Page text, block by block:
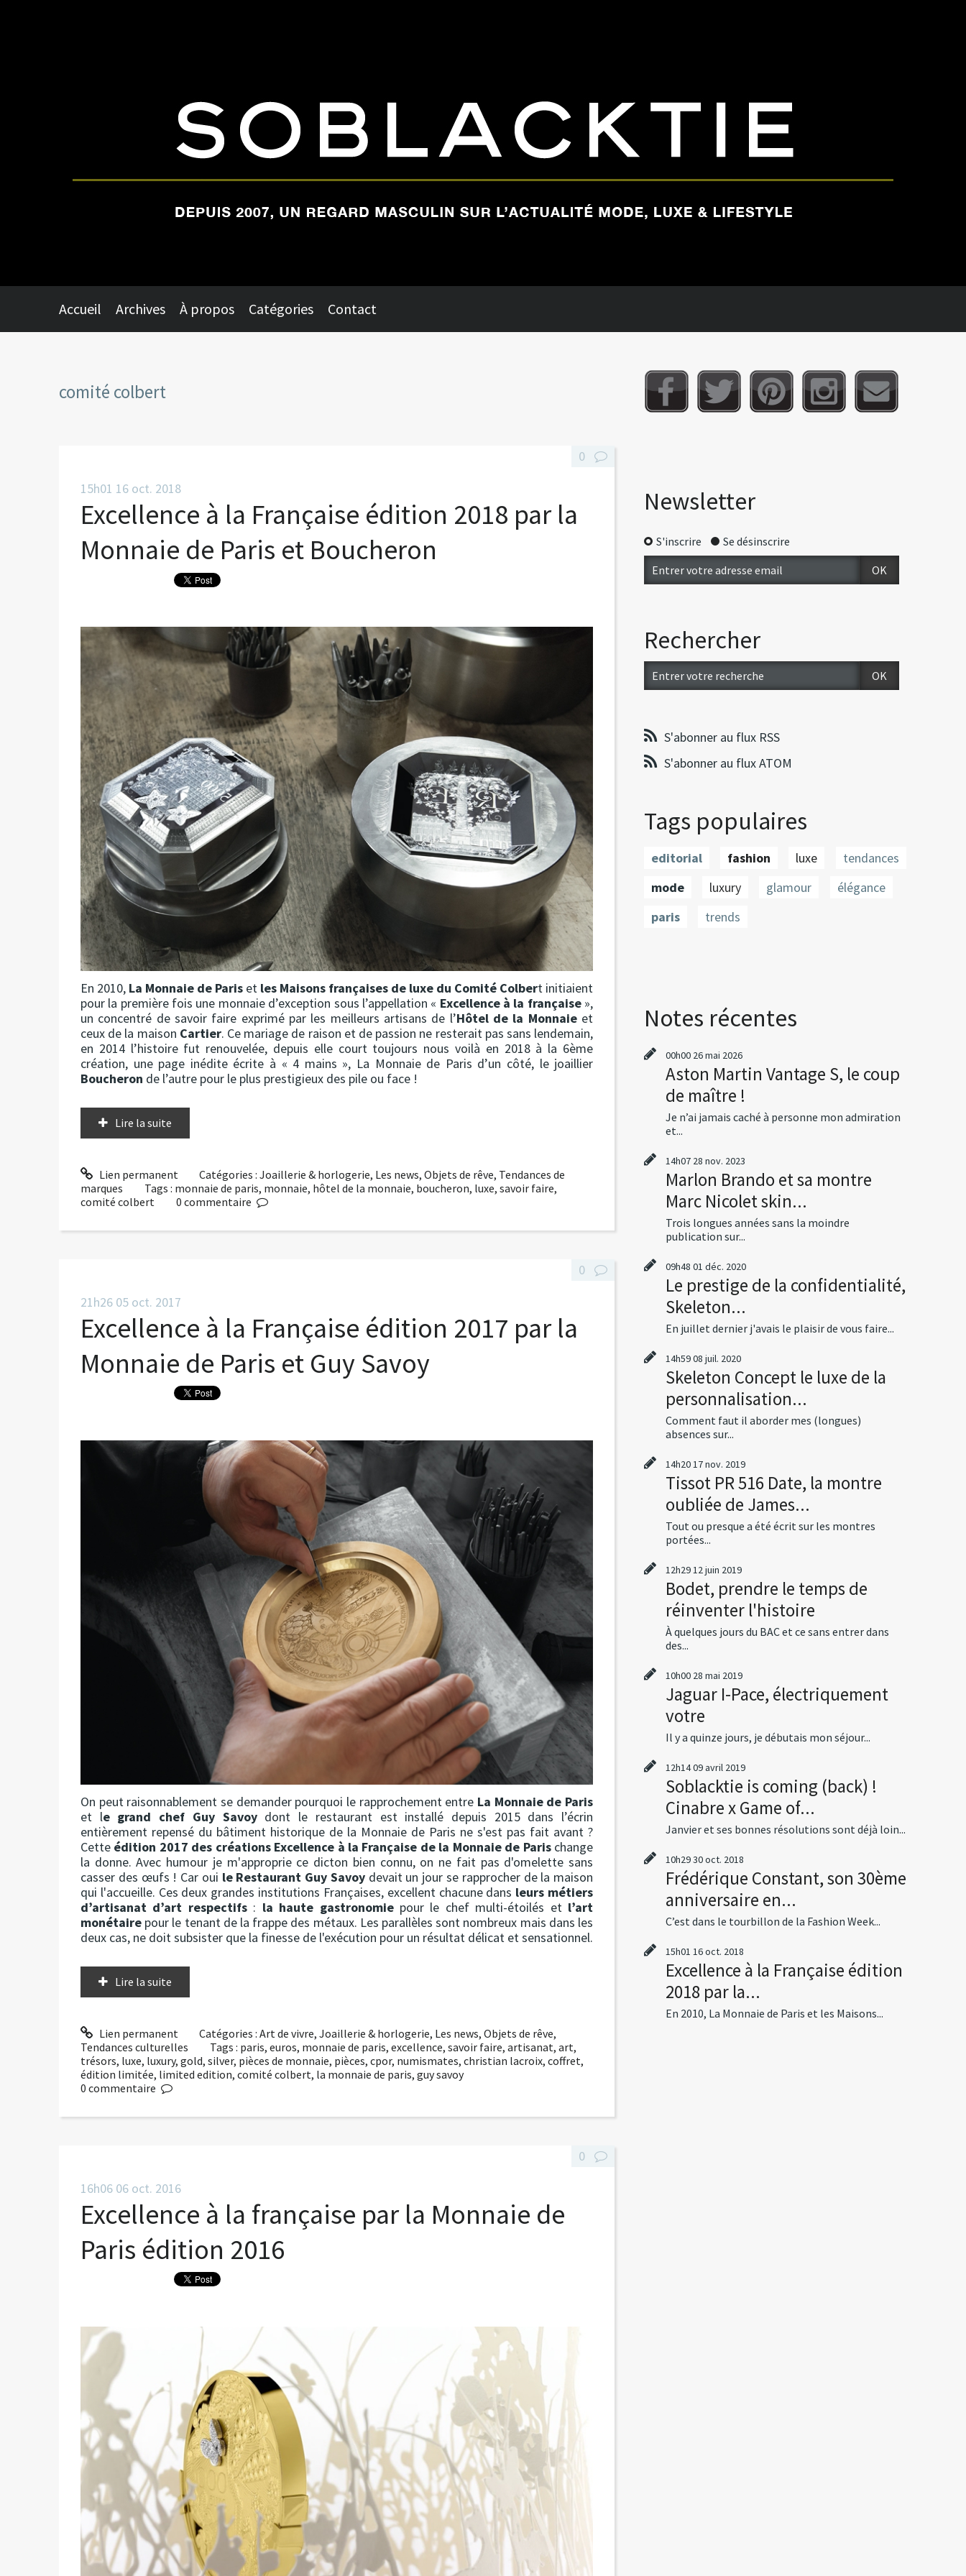
Accueil Archives À propos Catégories Contact
comité colbert
15h01 16 oct. 2018
Excellence à la Française édition 2018 par la
Monnaie de Paris et Boucheron
En 2010, La Monnaie de Paris et les Maisons françaises de luxe du Comité Colbert initiaient
pour la première fois une monnaie d’exception sous l’appellation « Excellence à la française»,
un concentré de savoir faire exprimé par les meilleurs artisans de l’Hôtel de la Monnaieet
ceux de la maison Cartier. Ce mariage de raison et de passion ne resterait pas sans lendemain,
en 2014 l’histoire fut renouvelée, depuis elle court toujours nous voilà en 2018 à la 6ème
création, une page inédite écrite à « 4 mains », La Monnaie de Paris d’un côté, le joaillier
Boucheron de l’autre pour le plus prestigieux des pile ou face !
Lire la suite
Lien permanent Catégories :Joaillerie & horlogerie, Les news,Objets de rêve, Tendances de
marques
Tags : monnaie de paris, monnaie, hôtel de la monnaie, boucheron, luxe, savoir faire,
comité colbert
0
0 commentaire
21h26 05 oct. 2017
Excellence à la Française édition 2017 par la
Monnaie de Paris et Guy Savoy
On peut raisonnablement se demander pourquoi le rapprochement entre La Monnaie de Paris
et le grand chef Guy Savoydont le restaurant est installé depuis 2015 dans l’écrin
entièrement repensé du bâtiment historique de la Monnaie de Paris ne s'est pas fait avant ?
Cette édition 2017 des créations Excellence à la Française de la Monnaie de Parischange
la donne. Avec humour je m'approprie ce dicton bien connu, on ne fait pas d'omelette sans
casser des œufs ! Car oui le Restaurant Guy Savoydevait un jour se rapprocher de la maison
qui l'accueille. Ces deux grandes institutions Françaises, excellent chacune dans leurs métiers
d’artisanat d’art respectifs: la haute gastronomiepour le chef multi-étoilés et l’art
monétaire pour le tenant de la frappe des métaux. Les parallèles sont nombreux mais dans les
deux cas, ne doit subsister que la finesse de l'exécution pour un résultat délicat et sensationnel.
Lire la suite
Lien permanent Catégories :Art de vivre,Joaillerie & horlogerie, Les news,Objets de rêve,
Tendances culturelles
Tags : paris, euros, monnaie de paris, excellence, savoir faire, artisanat, art,
trésors, luxe, luxury, gold, silver, pièces de monnaie, pièces, cpor, numismates, christian lacroix, coffret,
édition limitée, limited edition, comité colbert, la monnaie de paris, guy savoy
0
0 commentaire
16h06 06 oct. 2016
Excellence à la française par la Monnaie de
Paris édition 2016
0
Newsletter
S'inscrire Se désinscrire
Rechercher
S'abonner au flux RSS
S'abonner au flux ATOM
Tags populaires
editorial fashion luxe
tendances
mode
luxury glamour
élégance
paris
trends
Notes récentes
00h00 26mai 2026
Aston Martin Vantage S, le coup
de maître !
Je n’ai jamais caché à personne mon admiration
et...
14h07 28 nov. 2023
Marlon Brando et sa montre
Marc Nicolet skin...
Trois longues années sans la moindre
publication sur...
09h48 01 déc. 2020
Le prestige de la confidentialité,
Skeleton...
En juillet dernier j'avais le plaisir de vous faire...
14h5908 juil. 2020
Skeleton Concept le luxe de la
personnalisation...
Comment faut il aborder mes (longues)
absences sur...
14h2017nov. 2019
Tissot PR 516 Date, la montre
oubliée de James...
Tout ou presque a été écrit sur les montres
portées...
12h2912juin 2019
Bodet, prendre le temps de
réinventer l'histoire
À quelques jours du BAC et ce sans entrer dans
des...
10h00 28 mai 2019
Jaguar I-Pace, électriquement
votre
Il y a quinze jours, je débutais mon séjour...
12h1409avril 2019
Soblacktie is coming (back) !
Cinabre x Game of...
Janvier et ses bonnes résolutions sont déjà loin...
10h2930oct. 2018
Frédérique Constant, son 30ème
anniversaire en...
C’est dans le tourbillon de la Fashion Week...
15h01 16oct. 2018
Excellence à la Française édition
2018 par la...
En 2010, La Monnaie de Paris et les Maisons...